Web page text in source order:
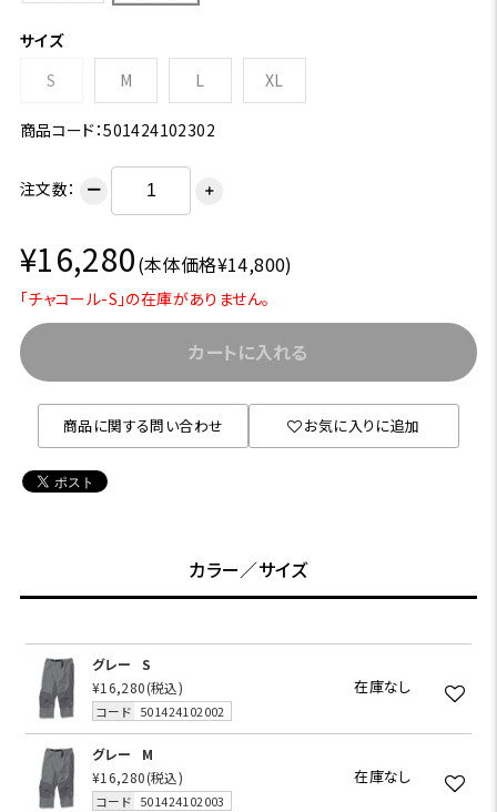
サイズ
S
M L XL
商品コード：501424102302
注文数： ー ＋
¥16,280(本体価格¥14,800)
「チャコール-S」の在庫がありません。
カートに入れる
商品に関する問い合わせ お気に入りに追加
カラー／サイズ
グレー
S
¥16,280(税込)
コード 501424102002
在庫なし
グレー
M
¥16,280(税込)
コード 501424102003
在庫なし